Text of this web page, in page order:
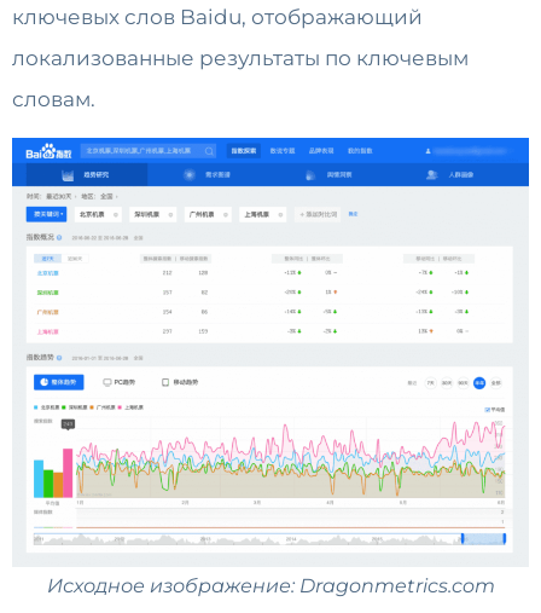
ключевых слов Baidu, отображающий
локализованные результаты по ключевым
словам.
Исходное изображение: Dragonmetrics.com